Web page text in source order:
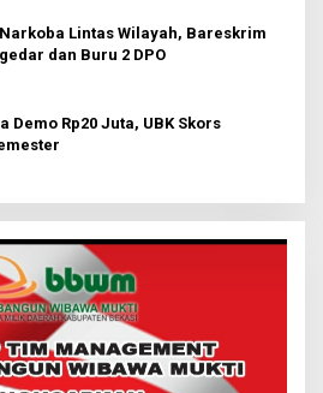
Lintas Wilayah, Bareskrim
dan Buru 2 DPO
Demo Rp20 Juta, UBK Skors